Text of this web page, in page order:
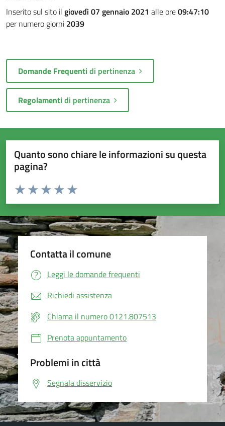
Inserito sul sito il giovedì 07 gennaio 2021 alle ore09:47:10
per numero giorni 2039
Domande Frequentidi pertinenza
Regolamentidi pertinenza
Quanto sono chiare le informazioni su questa
pagina?
Valuta da 1 a 5 stelle la pagina
Valuta 5 stelle su 5
Valuta 4 stelle su 5
Valuta 3 stelle su 5
Valuta 2 stelle su 5
Valuta 1 stelle su 5
Contatta il comune
Leggi le domande frequenti
Richiedi assistenza
Chiama il numero 0121.807513
Prenota appuntamento
Problemi in città
Segnala disservizio